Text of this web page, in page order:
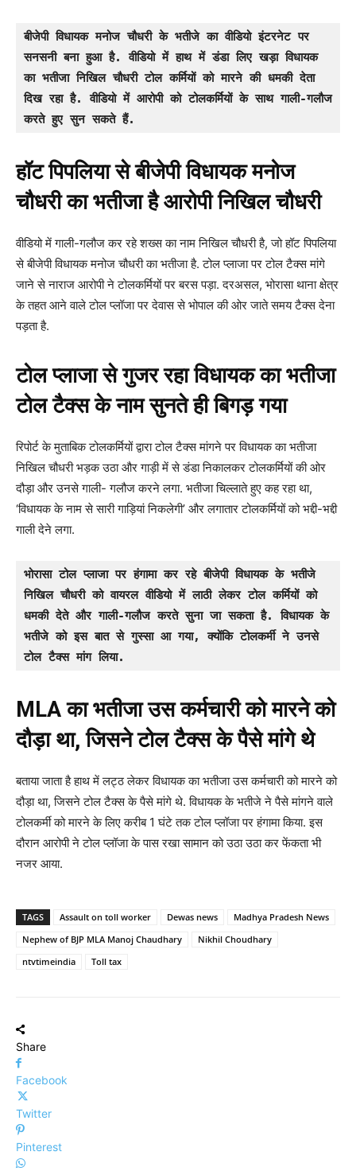
बीजेपी विधायक मनोज चौधरी के भतीजे का वीडियो इंटरनेट पर
सनसनी बना हुआ है. वीडियो में हाथ में डंडा लिए खड़ा विधायक
का भतीजा निखिल चौधरी टोल कर्मियों को मारने की धमकी देता
दिख रहा है. वीडियो में आरोपी को टोलकर्मियों के साथ गाली-गलौज
करते हुए सुन सकते हैं.
हॉट पिपलिया से बीजेपी विधायक मनोज
चौधरी का भतीजा है आरोपी निखिल चौधरी
वीडियो में गाली-गलौज कर रहे शख्स का नाम निखिल चौधरी है, जो हॉट पिपलिया
से बीजेपी विधायक मनोज चौधरी का भतीजा है. टोल प्लाजा पर टोल टैक्स मांगे
जाने से नाराज आरोपी ने टोलकर्मियों पर बरस पड़ा. दरअसल, भोरासा थाना क्षेत्र
के तहत आने वाले टोल प्लॉजा पर देवास से भोपाल की ओर जाते समय टैक्स देना
पड़ता है.
टोल प्लाजा से गुजर रहा विधायक का भतीजा
टोल टैक्स के नाम सुनते ही बिगड़ गया
रिपोर्ट के मुताबिक टोलकर्मियों द्वारा टोल टैक्स मांगने पर विधायक का भतीजा
निखिल चौधरी भड़क उठा और गाड़ी में से डंडा निकालकर टोलकर्मियों की ओर
दौड़ा और उनसे गाली- गलौज करने लगा. भतीजा चिल्लाते हुए कह रहा था,
‘विधायक के नाम से सारी गाड़ियां निकलेगी’ और लगातार टोलकर्मियों को भद्दी-भद्दी
गाली देने लगा.
भोरासा टोल प्लाजा पर हंगामा कर रहे बीजेपी विधायक के भतीजे
निखिल चौधरी को वायरल वीडियो में लाठी लेकर टोल कर्मियों को
धमकी देते और गाली-गलौज करते सुना जा सकता है. विधायक के
भतीजे को इस बात से गुस्सा आ गया, क्योंकि टोलकर्मी ने उनसे
टोल टैक्स मांग लिया.
MLA का भतीजा उस कर्मचारी को मारने को
दौड़ा था, जिसने टोल टैक्स के पैसे मांगे थे
बताया जाता है हाथ में लट्ठ लेकर विधायक का भतीजा उस कर्मचारी को मारने को
दौड़ा था, जिसने टोल टैक्स के पैसे मांगे थे. विधायक के भतीजे ने पैसे मांगने वाले
टोलकर्मी को मारने के लिए करीब 1 घंटे तक टोल प्लॉजा पर हंगामा किया. इस
दौरान आरोपी ने टोल प्लॉजा के पास रखा सामान को उठा उठा कर फेंकता भी
नजर आया.
TAGS Assault on toll worker Dewas news
Madhya Pradesh News
Nephew of BJP MLA Manoj Chaudhary
Nikhil Choudhary
ntvtimeindia
Toll tax
Share
Facebook
Twitter
Pinterest